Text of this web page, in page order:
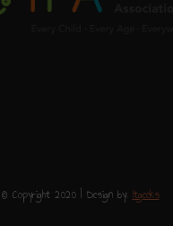
© Copyright 2020 | Design by: Itgeeks